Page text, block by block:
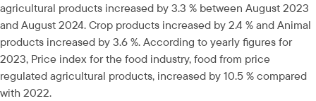
agricultural products increased by 3.3 % between August 2023
and August 2024. Crop products increased by 2.4 % and Animal
products increased by 3.6 %. According to yearly figures for
2023, Price index for the food industry, food from price
regulated agricultural products, increased by 10.5 % compared
with 2022.